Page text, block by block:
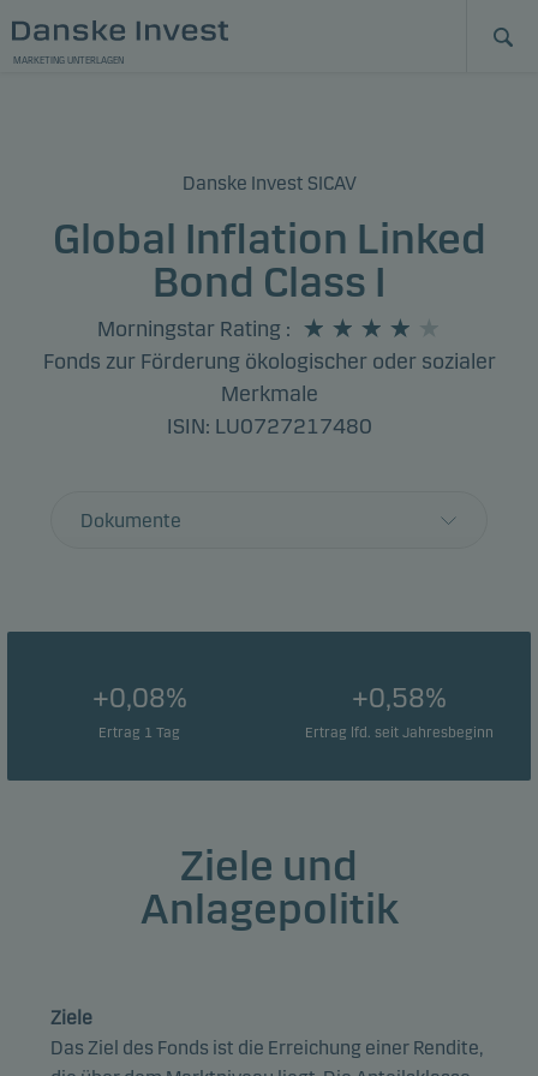
MARKETING UNTERLAGEN
Danske Invest SICAV
Global Inflation Linked
Bond Class I
Morningstar Rating :
Fonds zur Förderung ökologischer oder sozialer
Merkmale
ISIN: LU0727217480
Dokumente
+0,08%
Ertrag 1 Tag
+0,58%
Ertrag lfd. seit Jahresbeginn
Ziele und
Anlagepolitik
Ziele
Das Ziel des Fonds ist die Erreichung einer Rendite,